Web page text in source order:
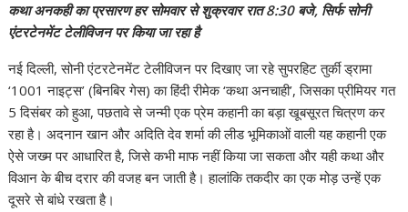
कथा अनकही का प्रसारण हर सोमवार से शुक्रवार रात 8:30 बजे, सिर्फ सोनी
एंटरटेनमेंट टेलीविजन पर किया जा रहा है
नई दिल्ली, सोनी एंटरटेनमेंट टेलीविजन पर दिखाए जा रहे सुपरहिट तुर्की ड्रामा
‘1001 नाइट्स’ (बिनबिर गेस) का हिंदी रीमेक ‘कथा अनचाही’, जिसका प्रीमियर गत
5 दिसंबर को हुआ, पछतावे से जन्मी एक प्रेम कहानी का बड़ा खूबसूरत चित्रण कर
रहा है। अदनान खान और अदिति देव शर्मा की लीड भूमिकाओं वाली यह कहानी एक
ऐसे जख्म पर आधारित है, जिसे कभी माफ नहीं किया जा सकता और यही कथा और
विआन के बीच दरार की वजह बन जाती है। हालांकि तकदीर का एक मोड़ उन्हें एक
दूसरे से बांधे रखता है।